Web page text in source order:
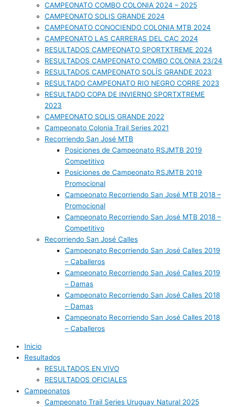
CAMPEONATO COMBO COLONIA 2024 – 2025
CAMPEONATO SOLIS GRANDE 2024
CAMPEONATO CONOCIENDO COLONIA MTB 2024
CAMPEONATO LAS CARRERAS DEL CAC 2024
RESULTADOS CAMPEONATO SPORTXTREME 2024
RESULTADOS CAMPEONATO COMBO COLONIA 23/24
RESULTADOS CAMPEONATO SOLÍS GRANDE 2023
RESULTADO CAMPEONATO RIO NEGRO CORRE 2023
RESULTADO COPA DE INVIERNO SPORTXTREME
2023
CAMPEONATO SOLIS GRANDE 2022
Campeonato Colonia Trail Series 2021
Recorriendo San José MTB
Posiciones de Campeonato RSJMTB 2019
Competitivo
Posiciones de Campeonato RSJMTB 2019
Promocional
Campeonato Recorriendo San José MTB 2018 –
Promocional
Campeonato Recorriendo San José MTB 2018 –
Competitivo
Recorriendo San José Calles
Campeonato Recorriendo San José Calles 2019
– Caballeros
Campeonato Recorriendo San José Calles 2019
– Damas
Campeonato Recorriendo San José Calles 2018
– Damas
Campeonato Recorriendo San José Calles 2018
– Caballeros
Inicio
Resultados
RESULTADOS EN VIVO
RESULTADOS OFICIALES
Campeonatos
Campeonato Trail Series Uruguay Natural 2025